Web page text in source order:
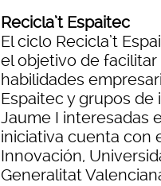
Recicla’t Espaitec
El ciclo Recicla’t
el objetivo de
habilidades
Espaitec y grupos
Jaume I interesadas
iniciativa cuenta con
Innovación,
Generalitat